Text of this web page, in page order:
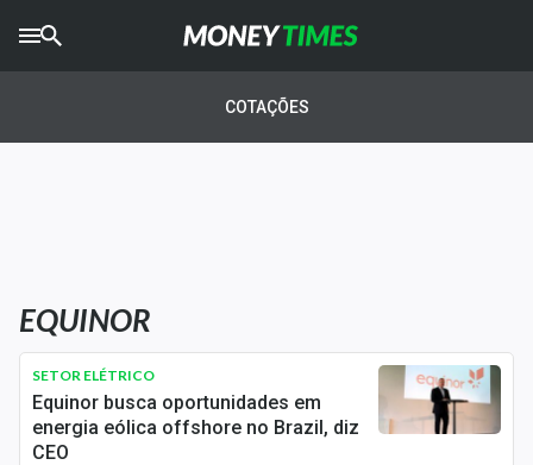
AGROTIMES
Newsletters
Money Trader
Anuncie
COTAÇÕES
EQUINOR
SETOR ELÉTRICO
Equinor busca oportunidades em
energia eólica offshore no Brazil, diz
CEO